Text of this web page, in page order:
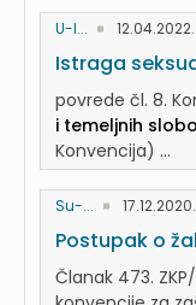
U-I... 12.04.2022.
Istraga
povrede čl. 8.
i temeljnih
Konvencija) ...
Su-... 17.12.2020.
Postupak o
Članak 473.